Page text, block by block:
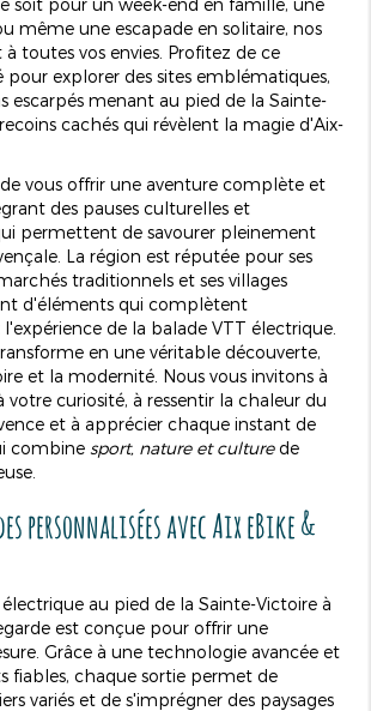
même une escapade en solitaire, nos
toutes vos envies. Profitez de ce
explorer des sites emblématiques,
escarpés menant au pied de la Sainte-
cachés qui révèlent la magie d'Aix-
vous offrir une aventure complète et
des pauses culturelles et
permettent de savourer pleinement
La région est réputée pour ses
traditionnels et ses villages
d'éléments qui complètent
de la balade VTT électrique.
en une véritable découverte,
et la modernité. Nous vous invitons à
votre curiosité, à ressentir la chaleur du
et à apprécier chaque instant de
combine sport, nature et culturede
personnalisées avec Aix eBike &
au pied de la Sainte-Victoire à
est conçue pour offrir une
Grâce à une technologie avancée et
fiables, chaque sortie permet de
variés et de s'imprégner des paysages